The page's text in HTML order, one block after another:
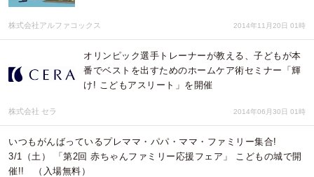
株式会社アルファコックス 2014年11月20日 01時
オリンピック選手トレーナーが教える、子どもが本
番でベストを出すためのホームケア術セミナー「輝
け! こどもアスリート」を開催
株式会社 セラ 2014年06月30日 01時
いつもがんばっているプレママ・パパ・ママ・ファミリー集合!
3/1（土） 「第2回 赤ちゃんファミリー応援フェア」 こどもの城で開
催!! （入場無料）